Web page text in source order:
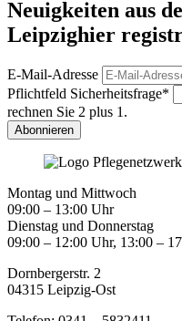
Neuigkeiten aus
Leipzighier
E-Mail-Adresse
Pflichtfeld Sicherheitsfrage*
rechnen Sie 2 plus 1.
Abonnieren
Montag und Mittwoch
09:00 – 13:00 Uhr
Dienstag und Donnerstag
09:00 – 12:00 Uhr, 13:00 –
Dornbergerstr. 2
04315 Leipzig-Ost